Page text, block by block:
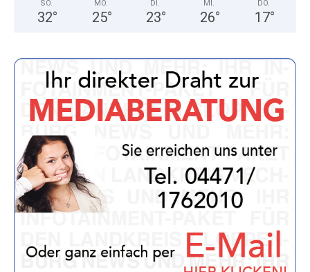
SO.
32°
MO.
25°
DI.
23°
MI.
26°
DO.
17°